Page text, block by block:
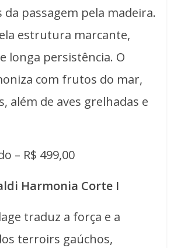
passagem pela madeira.
estrutura marcante,
longa persistência. O
com frutos do mar,
além de aves grelhadas e
– R$ 499,00
Harmonia Corte I
traduz a força e a
terroirs gaúchos,